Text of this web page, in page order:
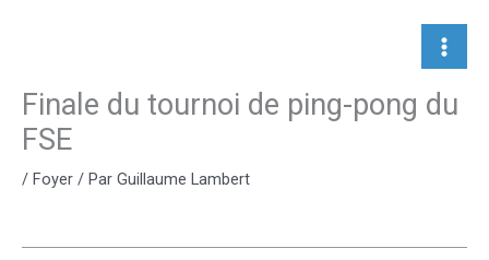
Finale du tournoi de ping-pong du
FSE
/ Foyer / Par Guillaume Lambert